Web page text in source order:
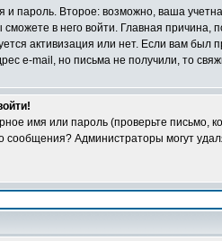
и пароль. Второе: возможно, ваша
в него войти. Главная
активизация или нет. Если вам
e-mail, но письма не получили, то
имя или пароль (проверьте письмо,
Администраторы могут